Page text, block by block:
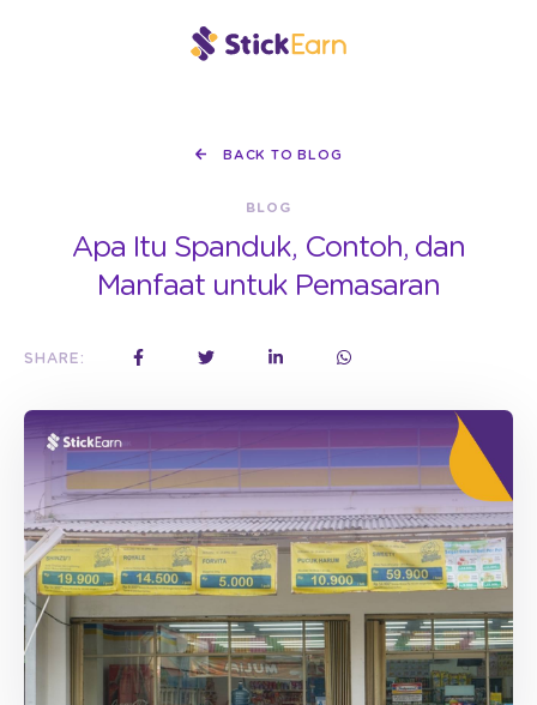
BACK TO BLOG
BLOG
Apa Itu Spanduk, Contoh, dan
Manfaat untuk Pemasaran
SHARE: